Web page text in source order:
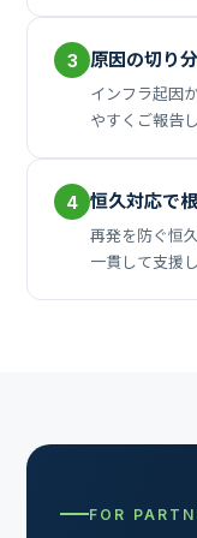
3 原因の切り
インフラ起因
やすくご報告し
4 恒久対応で
再発を防ぐ恒
一貫して支援し
FOR